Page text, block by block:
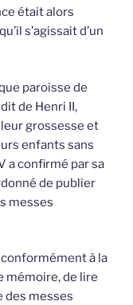
était alors
s’agissait d’un
paroisse de
de Henri II,
grossesse et
enfants sans
a confirmé par sa
de publier
messes
à la
mémoire, de lire
des messes